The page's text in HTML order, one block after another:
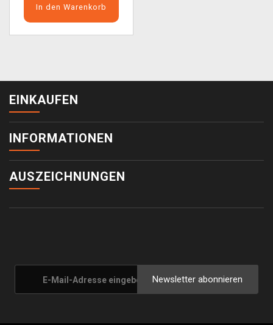
In den Warenkorb
EINKAUFEN
INFORMATIONEN
AUSZEICHNUNGEN
Newsletter abonnieren